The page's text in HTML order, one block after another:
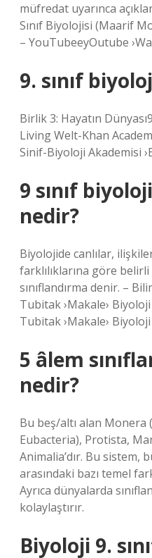
müfredat uyarınca
Sınıf Biyolojisi (Maarif
– YouTubeeyOutube
9. sınıf
Birlik 3: Hayatın
Living Welt-Khan
Sinif-Biyoloji Akademisi
9 sınıf
nedir?
Biyolojide canlılar,
farklılıklarına göre
sınıflandırma denir. –
Tubitak ›Makale›
Tubitak ›Makale›
5 âlem
nedir?
Bu beş/altı alan Monera
Eubacteria), Protista,
Animalia’dır. Bu sistem,
arasındaki bazı temel
Ayrıca dünyalarda
kolaylaştırır.
Biyoloji 9.